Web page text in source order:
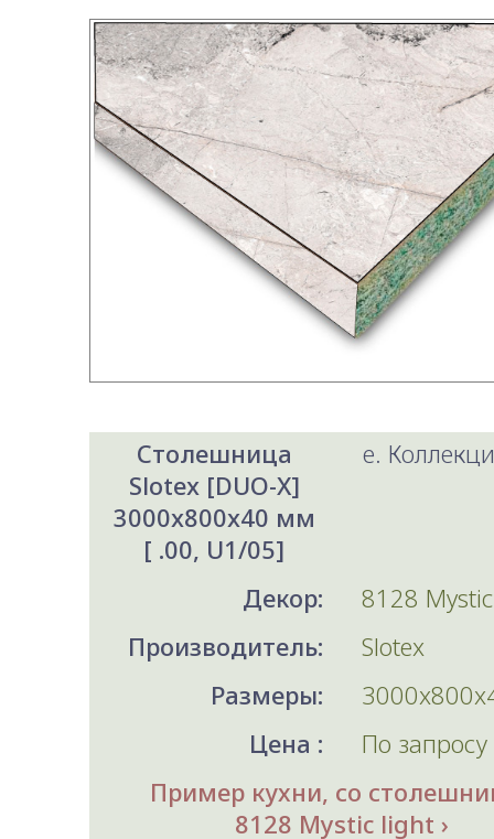
Столешница
Slotex [DUO-X]
3000x800x40 мм
[ .00, U1/05]
e.
Декор:
8128
Производитель:
Slotex
Размеры:
Цена :
По запросу
Пример кухни, со
8128 Mystic light